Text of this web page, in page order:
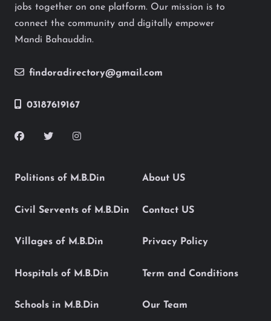
jobs together on one platform. Our mission is to
connect the community and digitally empower
Mandi Bahauddin.
findoradirectory@gmail.com
03187619167
Politions of M.B.Din
Civil Servents of M.B.Din
Villages of M.B.Din
Hospitals of M.B.Din
Schools in M.B.Din
About US
Contact US
Privacy Policy
Term and Conditions
Our Team